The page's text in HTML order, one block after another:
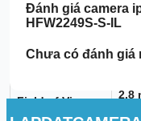
Lens Mount M12
Field of View
2.8
Đánh giácamera
HFW2249S-S-IL
Chưa có đánh giá